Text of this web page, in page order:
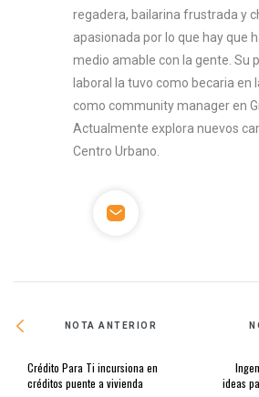
regadera, bailarina frustrada y
apasionada por lo que hay que
medio amable con la gente. Su
laboral la tuvo como becaria en
como community manager en
Actualmente explora nuevos
Centro Urbano.
NOTA ANTERIOR
Crédito Para Ti incursiona en
créditos puente a vivienda
ideas